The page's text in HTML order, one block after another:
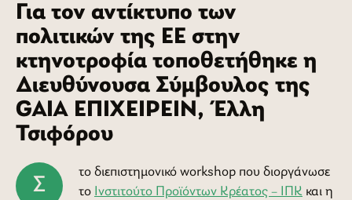
Για τον αντίκτυπο των
πολιτικών της ΕΕ στην
κτηνοτροφία τοποθετήθηκε η
Διευθύνουσα Σύμβουλος της
GAIA ΕΠΙΧΕΙΡΕΙΝ, Έλλη
Τσιφόρου
το διεπιστημονικό workshop που διοργάνωσε
το Ινστιτούτο Προϊόντων Κρέατος – ΙΠΚ και η